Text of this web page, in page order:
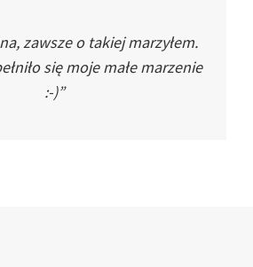
zawsze o takiej marzyłem.
się moje małe marzenie
:-)”